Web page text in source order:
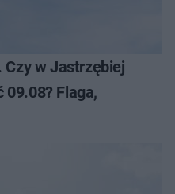
Czy w Jastrzębiej
09.08? Flaga,